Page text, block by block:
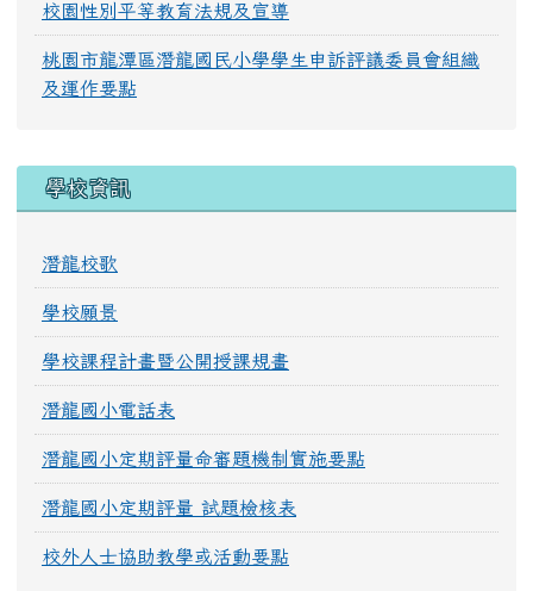
校園性別平等教育法規及宣導
桃園市龍潭區潛龍國民小學學生申訴評議委員會組織
及運作要點
學校資訊
潛龍校歌
學校願景
學校課程計畫暨公開授課規畫
潛龍國小電話表
潛龍國小定期評量命審題機制實施要點
潛龍國小定期評量 試題檢核表
校外人士協助教學或活動要點